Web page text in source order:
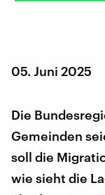
05. Juni 2025
Die
Gemeinden
soll die
wie sieht die